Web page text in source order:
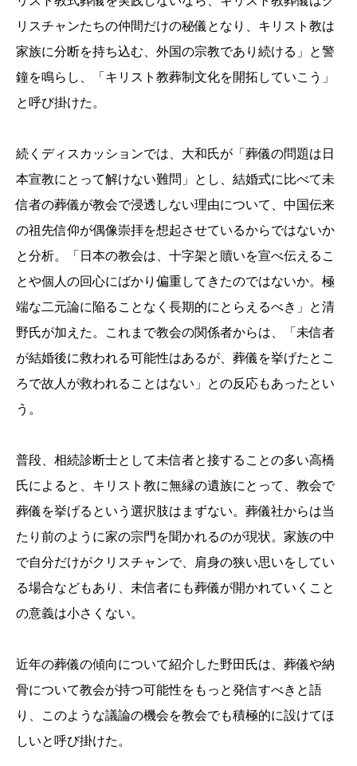
リスチャンたちの仲間だけの秘儀となり、キリスト教は
家族に分断を持ち込む、外国の宗教であり続ける」と警
鐘を鳴らし、「キリスト教葬制文化を開拓していこう」
と呼び掛けた。
続くディスカッションでは、大和氏が「葬儀の問題は日
本宣教にとって解けない難問」とし、結婚式に比べて未
信者の葬儀が教会で浸透しない理由について、中国伝来
の祖先信仰が偶像崇拝を想起させているからではないか
と分析。「日本の教会は、十字架と贖いを宣べ伝えるこ
とや個人の回心にばかり偏重してきたのではないか。極
端な二元論に陥ることなく長期的にとらえるべき」と清
野氏が加えた。これまで教会の関係者からは、「未信者
が結婚後に救われる可能性はあるが、葬儀を挙げたとこ
ろで故人が救われることはない」との反応もあったとい
う。
普段、相続診断士として未信者と接することの多い高橋
氏によると、キリスト教に無縁の遺族にとって、教会で
葬儀を挙げるという選択肢はまずない。葬儀社からは当
たり前のように家の宗門を聞かれるのが現状。家族の中
で自分だけがクリスチャンで、肩身の狭い思いをしてい
る場合などもあり、未信者にも葬儀が開かれていくこと
の意義は小さくない。
近年の葬儀の傾向について紹介した野田氏は、葬儀や納
骨について教会が持つ可能性をもっと発信すべきと語
り、このような議論の機会を教会でも積極的に設けてほ
しいと呼び掛けた。